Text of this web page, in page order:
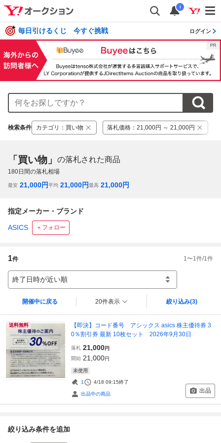
i
毎日引けるくじ 今すぐ挑戦 ログイン
検索条件 カテゴリ ： 買い物 落札価格 ： 21,000円 ～ 21,000円
「買い物」 の落札された商品
180日間の落札相場
最安 21,000円平均 21,000円最高 21,000円
指定メーカー・ブランド
ASICS ＋フォロー
1件 1 〜1 件/1 件
終了日時が近い順
開催中に戻る 20件表示 絞り込み(3)
送料無料
【即決】コード番号 アシックス asics 株主優待券 3
0％割引券 最新 10枚セット 2026年9月30日
落札 21,000円
開始 21,000円
未使用
1 4/18 09:15終了
出品中の商品 出品
絞り込み条件を追加